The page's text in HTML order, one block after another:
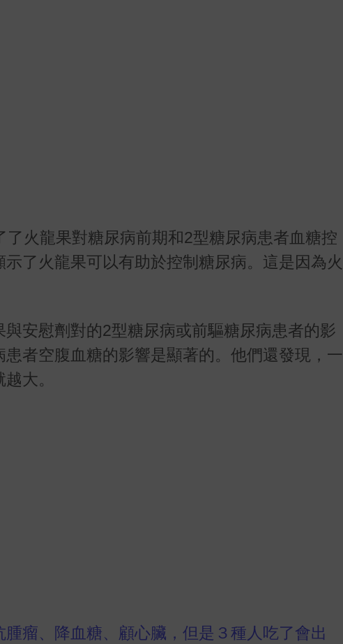
火龍果對糖尿病前期和2型糖尿病患者血糖控
了火龍果可以有助於控制糖尿病。這是因為火
安慰劑對的2型糖尿病或前驅糖尿病患者的影
者空腹血糖的影響是顯著的。他們還發現，一
大。
瘤、降血糖、顧心臟，但是３種人吃了會出